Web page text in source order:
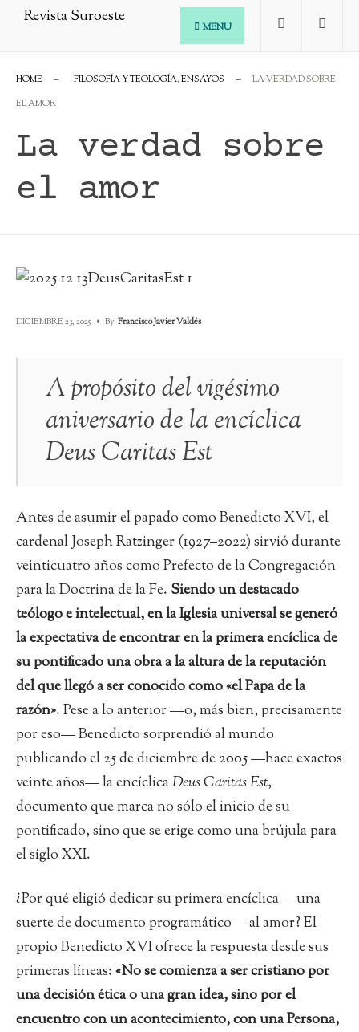
Skip
MENU
HOME FILOSOFÍA Y TEOLOGÍA,ENSAYOS
LA VERDAD SOBRE
EL AMOR
La verdad sobre
el amor
DICIEMBRE 23, 2025 • By Francisco Javier Valdés
A propósito del vigésimo
aniversario de la encíclica
Deus Caritas Est
Antes de asumir el papado como Benedicto XVI, el
cardenal Joseph Ratzinger (1927–2022) sirvió durante
veinticuatro años como Prefecto de la Congregación
para la Doctrina de la Fe. Siendo un destacado
teólogo e intelectual, en la Iglesia universal se generó
la expectativa de encontrar en la primera encíclica de
su pontificado una obra a la altura de la reputación
del que llegó a ser conocido como «el Papa de la
razón». Pese a lo anterior —o, más bien, precisamente
por eso— Benedicto sorprendió al mundo
publicando el 25 de diciembre de 2005 —hace exactos
veinte años— la encíclicaDeus Caritas Est,
documento que marca no sólo el inicio de su
pontificado, sino que se erige como una brújula para
el siglo XXI.
¿Por qué eligió dedicar su primera encíclica —una
suerte de documento programático— al amor? El
propio Benedicto XVI ofrece la respuesta desde sus
primeras líneas:«No se comienza a ser cristiano por
una decisión ética o una gran idea, sino por el
encuentro con un acontecimiento, con una Persona,